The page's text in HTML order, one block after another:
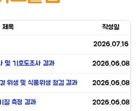
제목 작성일
2026.07.16
및 기호도조사 결과 2026.06.08
위생 및 식품위생 점검 결과 2026.06.08
질 측정 결과 2026.06.08